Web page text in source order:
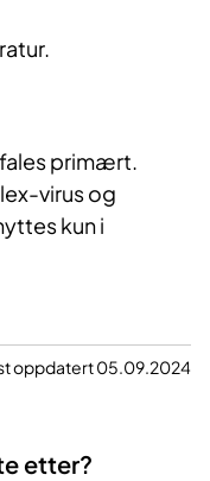
primært.
virus og
kun i
oppdatert 05.09.2024
etter?